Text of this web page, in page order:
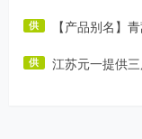
供 【产品别名】
供 江苏元一提供